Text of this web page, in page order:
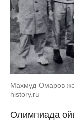
Махмұд Омаров
history.ru
Олимпиада